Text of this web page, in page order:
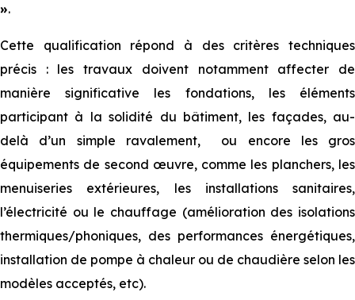
».
Cette qualification répond à des critères techniques
précis : les travaux doivent notamment affecter de
manière significative les fondations, les éléments
participant à la solidité du bâtiment, les façades, au-
delà d’un simple ravalement, ou encore les gros
équipements de second œuvre, comme les planchers, les
menuiseries extérieures, les installations sanitaires,
l’électricité ou le chauffage (amélioration des isolations
thermiques/phoniques, des performances énergétiques,
installation de pompe à chaleur ou de chaudière selon les
modèles acceptés, etc).